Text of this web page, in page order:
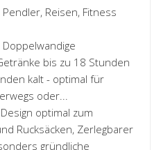
Reisen, Fitness
Doppelwandige
bis zu 18 Stunden
kalt - optimal für
oder...
Design optimal zum
Rucksäcken, Zerlegbarer
gründliche